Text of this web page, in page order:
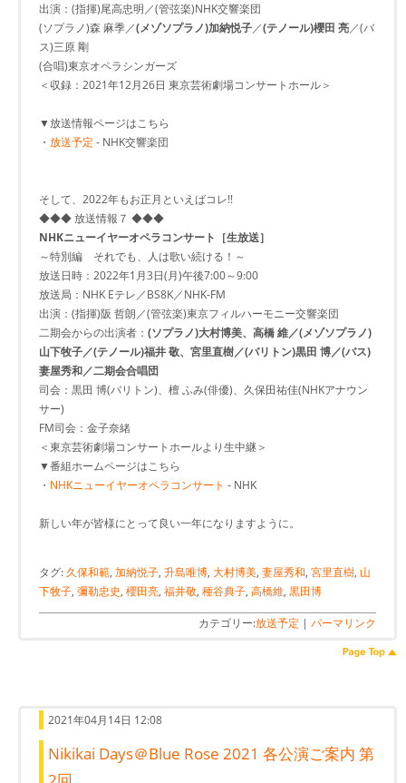
出演：(指揮)尾高忠明／(管弦楽)NHK交響楽団
(ソプラノ)森 麻季／(メゾソプラノ)加納悦子／(テノール)櫻田 亮／(バ
ス)三原 剛
(合唱)東京オペラシンガーズ
＜収録：2021年12月26日 東京芸術劇場コンサートホール＞
▼放送情報ページはこちら
・ 放送予定 - NHK交響楽団
そして、2022年もお正月といえばコレ!!
◆◆◆ 放送情報７ ◆◆◆
NHKニューイヤーオペラコンサート［生放送］
～特別編 それでも、人は歌い続ける！～
放送日時：2022年1月3日(月)午後7:00～9:00
放送局：NHK Eテレ／BS8K／NHK-FM
出演：(指揮)阪 哲朗／(管弦楽)東京フィルハーモニー交響楽団
二期会からの出演者： (ソプラノ)大村博美、高橋 維／(メゾソプラノ)
山下牧子／(テノール)福井 敬、宮里直樹／(バリトン)黒田 博／(バス)
妻屋秀和／二期会合唱団
司会：黒田 博(バリトン)、檀 ふみ(俳優)、久保田祐佳(NHKアナウン
サー)
FM司会：金子奈緒
＜東京芸術劇場コンサートホールより生中継＞
▼番組ホームページはこちら
・ NHKニューイヤーオペラコンサート - NHK
新しい年が皆様にとって良い一年になりますように。
タグ: 久保和範, 加納悦子, 升島唯博, 大村博美, 妻屋秀和, 宮里直樹, 山
下牧子, 彌勒忠史, 櫻田亮, 福井敬, 種谷典子, 高橋維, 黒田博
カテゴリー:放送予定 | パーマリンク
2021年04月14日 12:08
Nikikai Days＠Blue Rose 2021 各公演ご案内 第